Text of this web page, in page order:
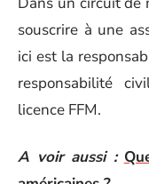
souscrire à une
ici est la
responsabilité
licence FFM.
A voir aussi :